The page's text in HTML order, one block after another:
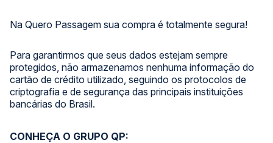
Na Quero Passagem sua compra é totalmente segura!
Para garantirmos que seus dados estejam sempre
protegidos, não armazenamos nenhuma informação do
cartão de crédito utilizado, seguindo os protocolos de
criptografia e de segurança das principais instituições
bancárias do Brasil.
CONHEÇA O GRUPO QP: